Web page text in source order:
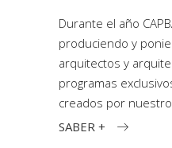
Durante el año
produciendo y
arquitectos y
programas
creados por
SABER +